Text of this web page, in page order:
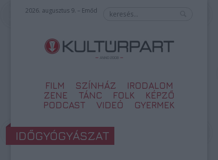
2026. augusztus 9. – Emőd
FILM SZÍNHÁZ
IRODALOM
ZENE
TÁNC FOLK
KÉPZŐ
PODCAST
VIDEÓ GYERMEK
IDŐGYÓGYÁSZAT